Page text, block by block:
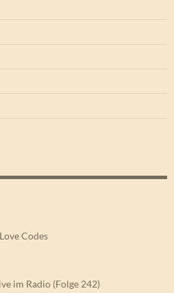
Codes
im Radio (Folge 242)